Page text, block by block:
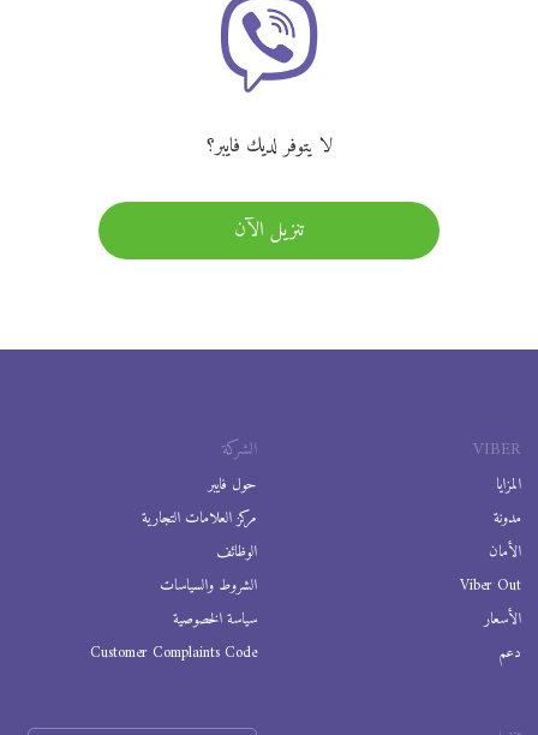
لا يتوفر لديك فايبر؟
تنزيل الآن
VIBER
المزايا
مدونة
الأمان
Viber Out
الأسعار
دعم
الشركة
حول فايبر
مركز العلامات التجارية
الوظائف
الشروط والسياسات
سياسة الخصوصية
Customer Complaints Code